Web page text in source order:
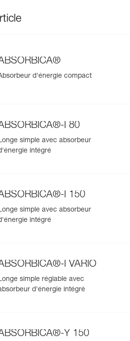
d'énergie compact
I 80
simple avec absorbeur
intégré
I 150
simple avec absorbeur
intégré
I VARIO
simple réglable avec
d'énergie intégré
Y 150